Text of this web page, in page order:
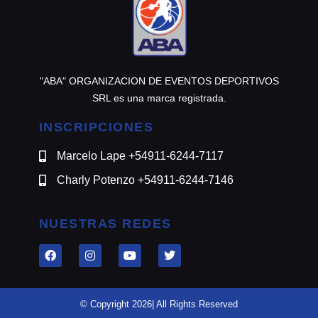
"ABA" ORGANIZACION DE EVENTOS DEPORTIVOS
SRL es una marca registrada.
INSCRIPCIONES
Marcelo Lape +54911-6244-7117
Charly Potenzo +54911-6244-7146
NUESTRAS REDES
© Copyright 2026| All Rights Reserved